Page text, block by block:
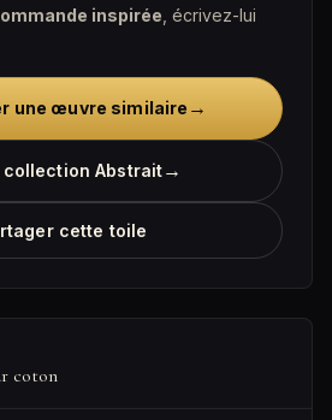
inspirée , écrivez-lui
une œuvre similaire →
collection Abstrait→
cette toile
coton